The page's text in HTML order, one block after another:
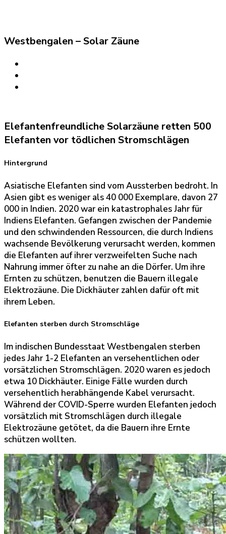
Westbengalen – Solar Zäune
Elefantenfreundliche Solarzäune retten 500
Elefanten vor tödlichen Stromschlägen
Hintergrund
Asiatische Elefanten sind vom Aussterben bedroht. In
Asien gibt es weniger als 40 000 Exemplare, davon 27
000 in Indien. 2020 war ein katastrophales Jahr für
Indiens Elefanten. Gefangen zwischen der Pandemie
und den schwindenden Ressourcen, die durch Indiens
wachsende Bevölkerung verursacht werden, kommen
die Elefanten auf ihrer verzweifelten Suche nach
Nahrung immer öfter zu nahe an die Dörfer. Um ihre
Ernten zu schützen, benutzen die Bauern illegale
Elektrozäune. Die Dickhäuter zahlen dafür oft mit
ihrem Leben.
Elefanten sterben durch Stromschläge
Im indischen Bundesstaat Westbengalen sterben
jedes Jahr 1-2 Elefanten an versehentlichen oder
vorsätzlichen Stromschlägen. 2020 waren es jedoch
etwa 10 Dickhäuter. Einige Fälle wurden durch
versehentlich herabhängende Kabel verursacht.
Während der COVID-Sperre wurden Elefanten jedoch
vorsätzlich mit Stromschlägen durch illegale
Elektrozäune getötet, da die Bauern ihre Ernte
schützen wollten.